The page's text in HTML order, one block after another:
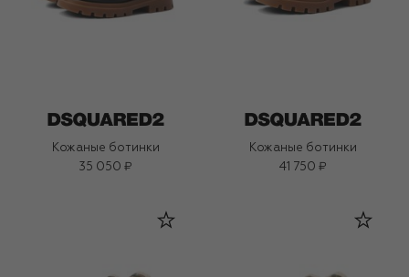
Кожаные ботинки
35 050 ₽
Кожаные ботинки
41 750 ₽